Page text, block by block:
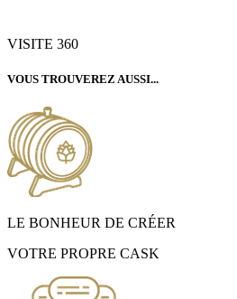
VISITE 360
VOUS TROUVEREZ AUSSI...
LE BONHEUR DE CRÉER
VOTRE PROPRE CASK